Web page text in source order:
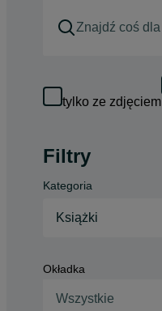
tylko ze zdjęciem
Filtry
Kategoria
Książki
Okładka
Wszystkie